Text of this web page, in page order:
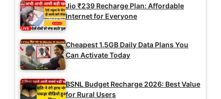
Jio ₹239 Recharge Plan: Affordable
Internet for Everyone
Cheapest 1.5GB Daily Data Plans You
Can Activate Today
BSNL Budget Recharge 2026: Best Value
for Rural Users